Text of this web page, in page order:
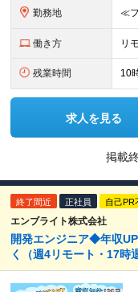
勤務地
働き方 リ
残業時間 10
求人を見る
掲載
終了間近 正社員 自己PR
エンブライト株式会社
開発エンジニア◆年収
く（週4リモート・17